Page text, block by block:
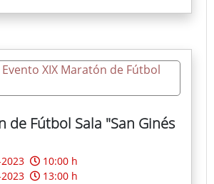
de Fútbol Sala "San Ginés
10:00 h
13:00 h